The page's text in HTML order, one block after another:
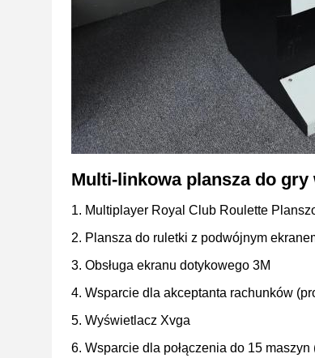
Multi-linkowa plansza do
1. Multiplayer Royal Club Roulette
2. Plansza do ruletki z podwójnym
3. Obsługa ekranu dotykowego 3M
4. Wsparcie dla akceptanta rachunków
5. Wyświetlacz Xvga
6. Wsparcie dla połączenia do 15 maszyn